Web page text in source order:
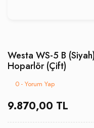
Westa WS-5 B
Hoparlör (Çift)
0 - Yorum Yap
9.870,00 TL